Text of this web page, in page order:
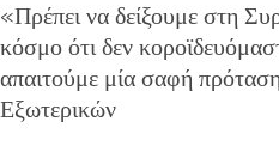
«Πρέπει να δείξουμε στη
κόσμο ότι δεν
απαιτούμε μία σαφή
Εξωτερικών